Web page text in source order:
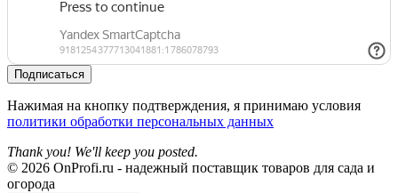
Подписаться
Нажимая на кнопку подтверждения, я принимаю условия
политики обработки персональных данных
Thank you! We'll keep you posted.
© 2026 OnProfi.ru - надежный поставщик товаров для сада и
огорода